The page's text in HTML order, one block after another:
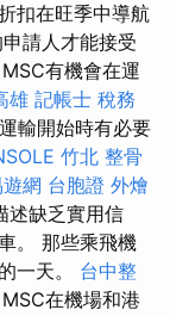
扣在旺季中導航
請人才能接受
MSC有機會在運
雄 記帳士 稅務
輸開始時有必要
竹北 整骨
網 台胞證 外燴
述缺乏實用信
。 那些乘飛機
一天。 台中整
在機場和港